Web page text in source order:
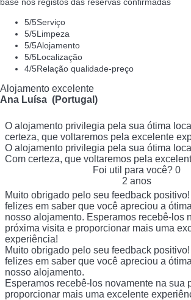
5/5Serviço
5/5Limpeza
5/5Alojamento
5/5Localização
4/5Relação qualidade-preço
Alojamento excelente
Ana Luísa (Portugal)
O alojamento privilegia pela sua ótima
certeza, que voltaremos pela excelente
O alojamento privilegia pela sua ótima
Com certeza, que voltaremos pela
Foi util para você? 0
2 anos
Muito obrigado pelo seu feedback
felizes em saber que você apreciou a
nosso alojamento. Esperamos recebê-los
próxima visita e proporcionar mais uma
experiência!
Muito obrigado pelo seu feedback
felizes em saber que você apreciou a
nosso alojamento.
Esperamos recebê-los novamente na sua
proporcionar mais uma excelente